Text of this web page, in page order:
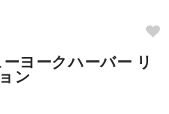
ヨークハーバー リ
ン